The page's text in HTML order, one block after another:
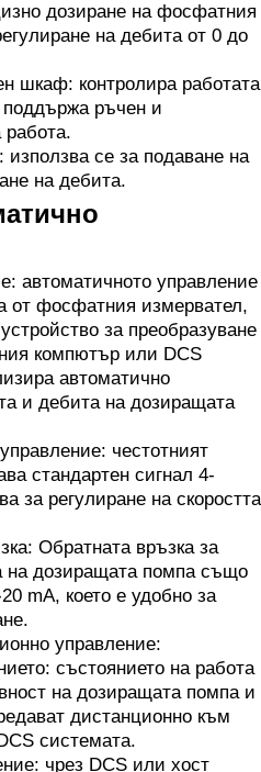
дозиране на фосфатния
на дебита от 0 до
шкаф: контролира работата
поддържа ръчен и
се за подаване на
на дебита.
автоматичното управление
от фосфатния измервател,
за преобразуване
компютър или DCS
автоматично
и дебита на дозиращата
честотният
стандартен сигнал 4-
за регулиране на скоростта
Обратната връзка за
на дозиращата помпа също
mA, което е удобно за
управление:
състоянието на работа
на дозиращата помпа и
дистанционно към
системата.
чрез DCS или хост